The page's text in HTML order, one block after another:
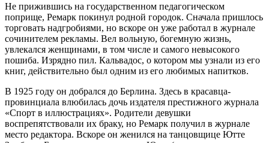
Не прижившись на государственном педагогическом
поприще, Ремарк покинул родной городок. Сначала пришлось
торговать надгробиями, но вскоре он уже работал в журнале
сочинителем рекламы. Вел вольную, богемную жизнь,
увлекался женщинами, в том числе и самого невысокого
пошиба. Изрядно пил. Кальвадос, о котором мы узнали из его
книг, действительно был одним из его любимых напитков.
В 1925 году он добрался до Берлина. Здесь в красавца-
провинциала влюбилась дочь издателя престижного журнала
«Спорт в иллюстрациях». Родители девушки
воспрепятствовали их браку, но Ремарк получил в журнале
место редактора. Вскоре он женился на танцовщице Ютте